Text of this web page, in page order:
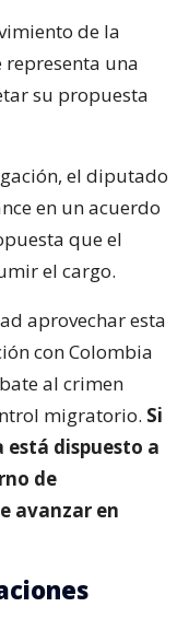
de la
representa una
su propuesta
el diputado
en un acuerdo
que el
el cargo.
aprovechar esta
con Colombia
al crimen
migratorio. Si
está dispuesto a
de
avanzar en